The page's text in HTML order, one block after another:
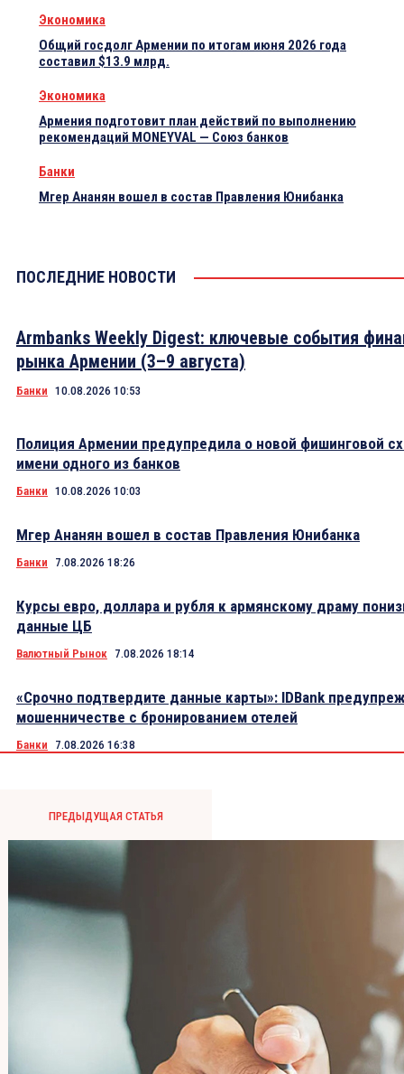
Экономика
Общий госдолг Армении по итогам июня 2026 года
составил $13.9 млрд.
Экономика
Армения подготовит план действий по выполнению
рекомендаций MONEYVAL — Союз банков
Банки
Мгер Ананян вошел в состав Правления Юнибанка
ПОСЛЕДНИЕ НОВОСТИ
Armbanks Weekly Digest: ключевые события
рынка Армении (3–9 августа)
Банки 10.08.2026 10:53
Полиция Армении предупредила о новой фишинговой
имени одного из банков
Банки 10.08.2026 10:03
Мгер Ананян вошел в состав Правления Юнибанка
Банки 7.08.2026 18:26
Курсы евро, доллара и рубля к армянскому драму
данные ЦБ
Валютный Рынок 7.08.2026 18:14
«Срочно подтвердите данные карты»: IDBank
мошенничестве с бронированием отелей
Банки 7.08.2026 16:38
ПРЕДЫДУЩАЯ СТАТЬЯ